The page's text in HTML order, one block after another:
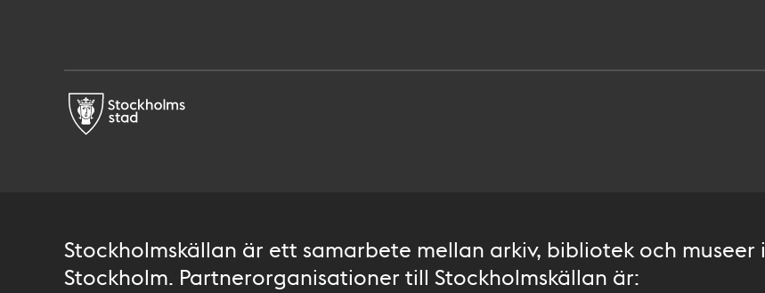
Stockholmskällan är ett samarbete mellan arkiv, bibliotek och museer i
Stockholm. Partnerorganisationer till Stockholmskällan är: